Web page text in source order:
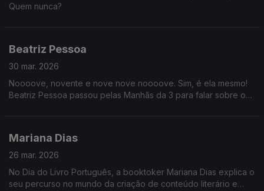
Quem nunca?
Beatriz Pessoa
30 mar. 2026
Noooove, novente e nove nove noooove. Sim, é ela mesmo!
Beatriz Pessoa passou pelas Manhãs da 3 para falar sobre o
Mariana Dias
26 mar. 2026
No Dia do Livro Português, a booktoker Mariana Dias explica o
seu percurso no mundo da criação de conteúdo literário e